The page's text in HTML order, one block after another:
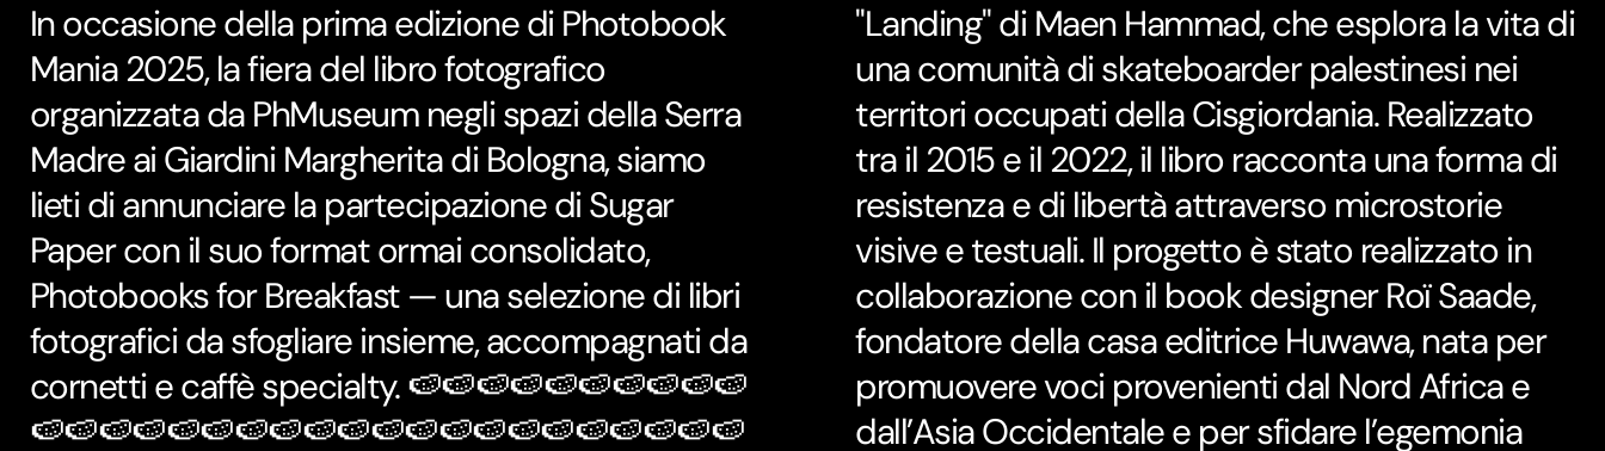
In occasione della prima edizione di Photobook
Mania 2025, la fiera del libro fotografico
organizzata da PhMuseum negli spazi della Serra
Madre ai Giardini Margherita di Bologna, siamo
lieti di annunciare la partecipazione di Sugar
Paper con il suo format ormai consolidato,
Photobooks for Breakfast — una selezione di libri
fotografici da sfogliare insieme, accompagnati da
cornetti e caffè specialty. 🍉🍉🍉🍉🍉🍉🍉🍉🍉🍉
🍉🍉🍉🍉🍉🍉🍉🍉🍉🍉🍉🍉🍉🍉🍉🍉🍉🍉🍉🍉🍉
"Landing" di Maen Hammad, che esplora la vita di
una comunità di skateboarder palestinesi nei
territori occupati della Cisgiordania. Realizzato
tra il 2015 e il 2022, il libro racconta una forma di
resistenza e di libertà attraverso microstorie
visive e testuali. Il progetto è stato realizzato in
collaborazione con il book designer Roï Saade,
fondatore della casa editrice Huwawa, nata per
promuovere voci provenienti dal Nord Africa e
dall’Asia Occidentale e per sfidare l’egemonia